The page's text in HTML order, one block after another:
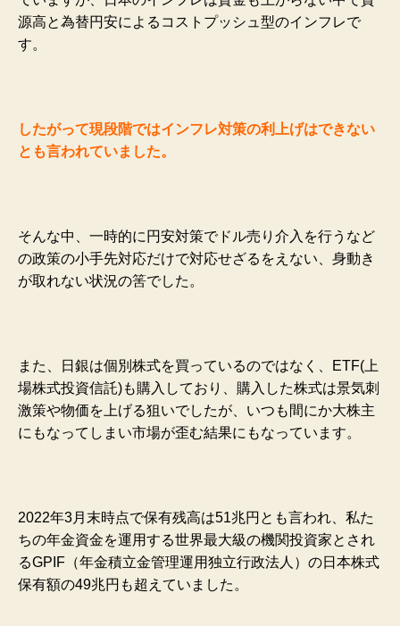
源高と為替円安によるコストプッシュ型のインフレで
す。
したがって現段階ではインフレ対策の利上げはできない
とも言われていました。
そんな中、一時的に円安対策でドル売り介入を行うなど
の政策の小手先対応だけで対応せざるをえない、身動き
が取れない状況の筈でした。
また、日銀は個別株式を買っているのではなく、ETF(上
場株式投資信託)も購入しており、購入した株式は景気刺
激策や物価を上げる狙いでしたが、いつも間にか大株主
にもなってしまい市場が歪む結果にもなっています。
2022年3月末時点で保有残高は51兆円とも言われ、私た
ちの年金資金を運用する世界最大級の機関投資家とされ
るGPIF（年金積立金管理運用独立行政法人）の日本株式
保有額の49兆円も超えていました。